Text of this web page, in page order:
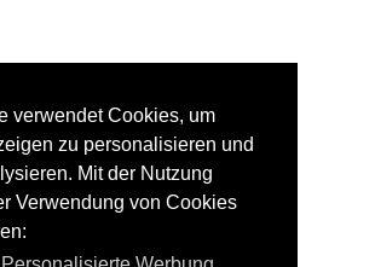
verwendet Cookies, um
zu personalisieren und
Mit der Nutzung
Verwendung von Cookies